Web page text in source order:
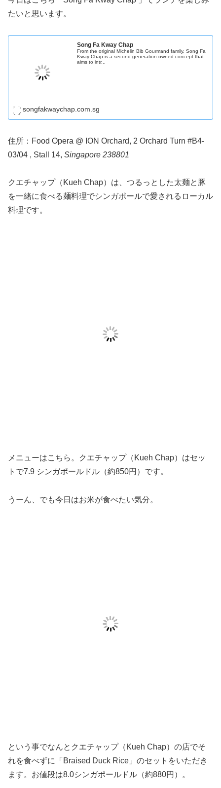
たいと思います。
Song Fa Kway Chap
From the original Michelin Bib Gourmand family, Song Fa
Kway Chap is a second-generation owned concept that
aims to intr...
songfakwaychap.com.sg
住所：Food Opera @ ION Orchard, 2 Orchard Turn #B4-
03/04 , Stall 14, Singapore 238801
クエチャップ（Kueh Chap）は、つるっとした太麺と豚
を一緒に食べる麺料理でシンガポールで愛されるローカル
料理です。
メニューはこちら。クエチャップ（Kueh Chap）はセッ
トで7.9 シンガポールドル（約850円）です。
うーん、でも今日はお米が食べたい気分。
という事でなんとクエチャップ（Kueh Chap）の店でそ
れを食べずに「Braised Duck Rice」のセットをいただき
ます。お値段は8.0シンガポールドル（約880円）。